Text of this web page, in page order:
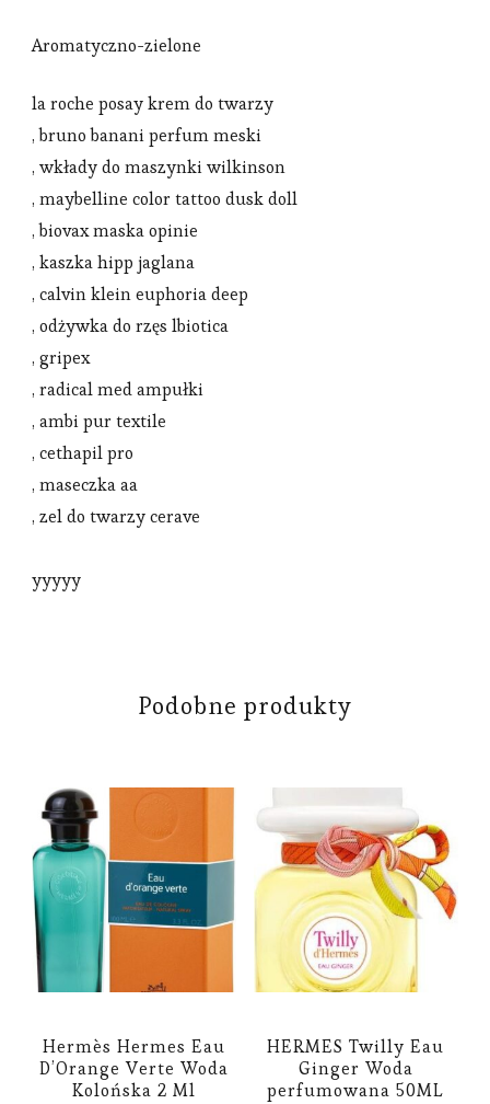
Aromatyczno-zielone
la roche posay krem do twarzy
, bruno banani perfum meski
, wkłady do maszynki wilkinson
, maybelline color tattoo dusk doll
, biovax maska opinie
, kaszka hipp jaglana
, calvin klein euphoria deep
, odżywka do rzęs lbiotica
, gripex
, radical med ampułki
, ambi pur textile
, cethapil pro
, maseczka aa
, zel do twarzy cerave
yyyyy
Podobne produkty
Hermès Hermes Eau
D’Orange Verte Woda
Kolońska 2 Ml
HERMES Twilly Eau
Ginger Woda
perfumowana 50ML